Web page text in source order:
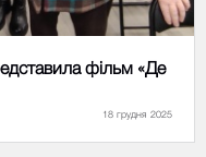
фільм «Де
18 грудня 2025